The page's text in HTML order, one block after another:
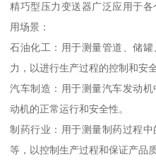
精巧型压力变送器广泛应用于
用场景：
石油化工：用于测量管道、储
力，以进行生产过程的控制和安全
汽车制造：用于测量汽车发动
动机的正常运行和安全性。
制药行业：用于测量制药过程
等，以控制生产过程和保证产品质